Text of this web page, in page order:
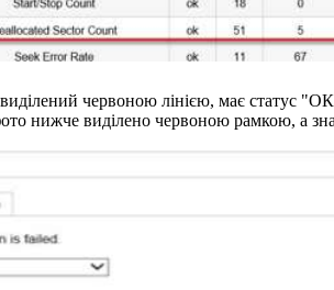
червоною лінією, має статус
нижче виділено червоною рамкою, а